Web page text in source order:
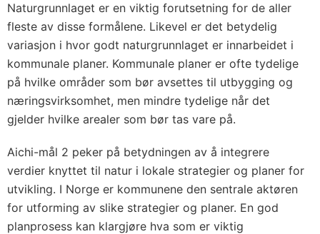
Naturgrunnlaget er en viktig forutsetning for de aller
fleste av disse formålene. Likevel er det betydelig
variasjon i hvor godt naturgrunnlaget er innarbeidet i
kommunale planer. Kommunale planer er ofte tydelige
på hvilke områder som bør avsettes til utbygging og
næringsvirksomhet, men mindre tydelige når det
gjelder hvilke arealer som bør tas vare på.
Aichi-mål 2 peker på betydningen av å integrere
verdier knyttet til natur i lokale strategier og planer for
utvikling. I Norge er kommunene den sentrale aktøren
for utforming av slike strategier og planer. En god
planprosess kan klargjøre hva som er viktig